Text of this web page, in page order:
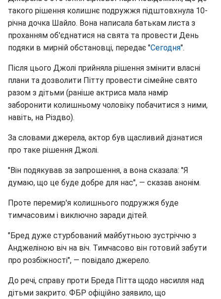
такого рішення колишнє подружжя підштовхнула 10-
річна дочка Шайло. Вона написала батькам листа з
проханням об'єднатися на свята та провести День
подяки в мирній обстановці, передає "Сегодня".
Після цього Джолі прийняла рішення змінити власні
плани та дозволити Пітту провести сімейне свято
разом з дітьми (раніше актриса мала намір
заборонити колишньому чоловіку побачитися з ними,
навіть, на Різдво).
За словами джерела, актор був щасливий дізнатися
про таке рішення Джолі.
"Він подякував за запрошення, а вона сказала: "Я
думаю, що це буде добре для нас", — сказав анонім.
Проте перемир'я колишнього подружжя буде
тимчасовим і виключно заради дітей.
"Бред дуже стурбований майбутньою зустріччю з
Анджеліною віч на віч. Тимчасово він готовий забути
про розбіжності", — повідало джерело.
До речі, справу проти Бреда Пітта щодо насилля над
дітьми закрито. ФБР офіційно заявило, що